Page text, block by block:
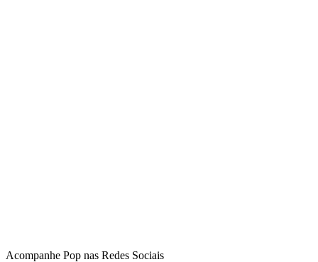
Acompanhe Pop nas Redes Sociais